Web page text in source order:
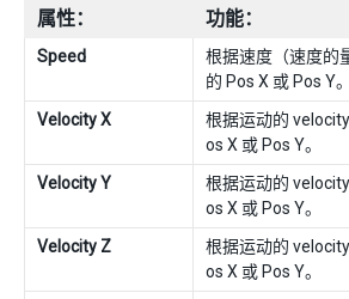
属性： 功能：
Speed
根据速度（速度的
的 Pos X 或 Pos Y。
Velocity X
根据运动的
os X 或 Pos Y。
Velocity Y
根据运动的
os X 或 Pos Y。
Velocity Z
根据运动的
os X 或 Pos Y。